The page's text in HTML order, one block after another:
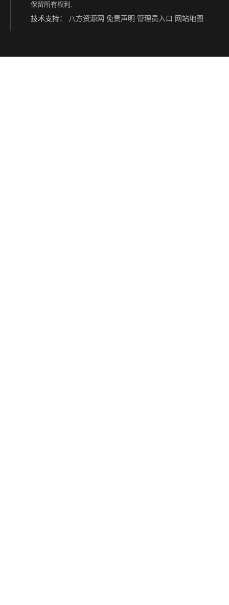
安徽聚合氯化铝、pac生产厂家 苏州聚合氯化铝、pac生产厂家
保留所有权利.
技术支持： 八方资源网 免责声明 管理员入口 网站地图